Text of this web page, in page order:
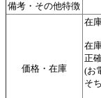
備考・その他特徴
価格・在庫
在
在
正
(お
そ